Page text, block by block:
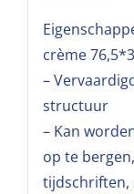
crème
–
structuur
– Kan
op te
tijdschriften,